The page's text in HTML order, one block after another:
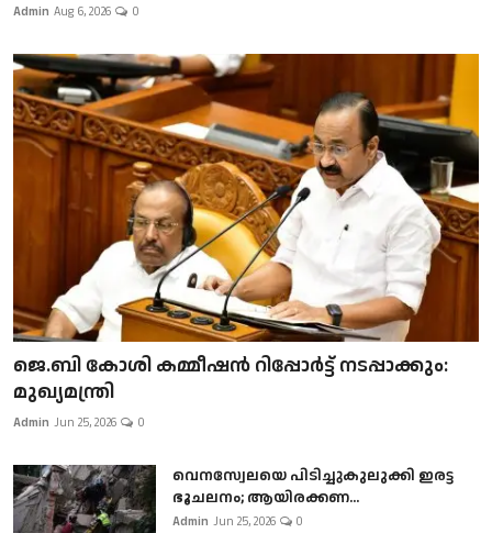
Admin Aug 6, 2026 0
ജെ.ബി കോശി കമ്മീഷൻ റിപ്പോർട്ട് നടപ്പാക്കും:
മുഖ്യമന്ത്രി
Admin Jun 25, 2026 0
വെനസ്വേലയെ പിടിച്ചുകുലുക്കി ഇരട്ട
ഭൂചലനം; ആയിരക്കണ...
Admin Jun 25, 2026 0